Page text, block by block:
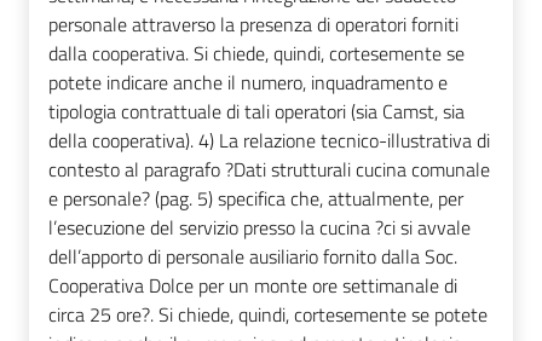
personale attraverso la presenza di operatori forniti
dalla cooperativa. Si chiede, quindi, cortesemente se
potete indicare anche il numero, inquadramento e
tipologia contrattuale di tali operatori (sia Camst, sia
della cooperativa). 4) La relazione tecnico-illustrativa di
contesto al paragrafo ?Dati strutturali cucina comunale
e personale? (pag. 5) specifica che, attualmente, per
l’esecuzione del servizio presso la cucina ?ci si avvale
dell’apporto di personale ausiliario fornito dalla Soc.
Cooperativa Dolce per un monte ore settimanale di
circa 25 ore?. Si chiede, quindi, cortesemente se potete